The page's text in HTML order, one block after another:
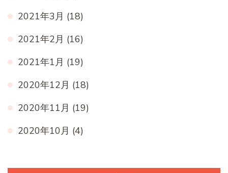
2021年3月 (18)
2021年2月 (16)
2021年1月 (19)
2020年12月 (18)
2020年11月 (19)
2020年10月 (4)